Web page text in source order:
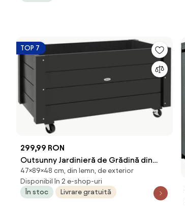
TOP 7
299,99 RON
Outsunny Jardinieră de Grădină din
Lemn de Brad cu Roti și Orificiu de
Drenaj, Captuseală din Material
Netesut, 89x48x47 cm | Aosom
47×89×48 cm, din lemn, de exterior
Disponibil în 2 e-shop-uri
În stoc
Livrare gratuită